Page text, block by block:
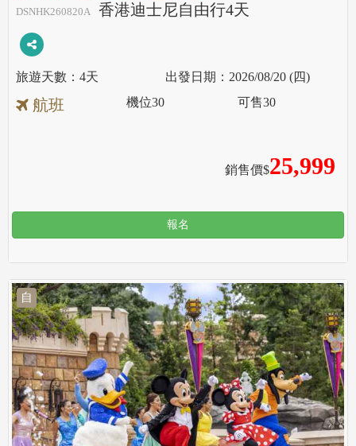
DSNHK260820A
香港迪士尼自由行4天
4天 2026/08/20 (四)
航班
銷售價$25,999
機位30 可售30
報名
自